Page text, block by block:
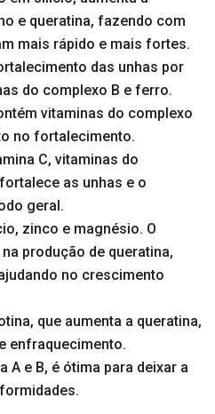
e queratina, fazendo com
mais rápido e mais fortes.
das unhas por
do complexo B e ferro.
vitaminas do complexo
no fortalecimento.
C, vitaminas do
as unhas e o
geral.
zinco e magnésio. O
produção de queratina,
no crescimento
que aumenta a queratina,
enfraquecimento.
A e B, é ótima para deixar a